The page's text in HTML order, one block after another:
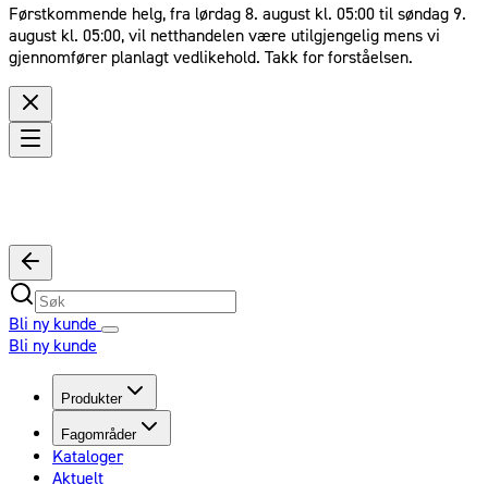
Førstkommende helg, fra lørdag 8. august kl. 05:00 til søndag 9.
august kl. 05:00, vil netthandelen være utilgjengelig mens vi
gjennomfører planlagt vedlikehold. Takk for forståelsen.
Bli ny kunde
Bli ny kunde
Produkter
Fagområder
Kataloger
Aktuelt